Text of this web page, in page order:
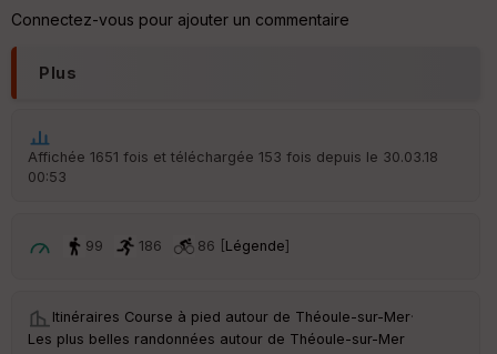
illé
Connectez-vous pour ajouter un commentaire
Plus
Affichée 1651 fois et téléchargée 153 fois depuis le 30.03.18
00:53
99 186 86 [Légende]
Itinéraires Course à pied autour de Théoule-sur-Mer·
Les plus belles randonnées autour de Théoule-sur-Mer